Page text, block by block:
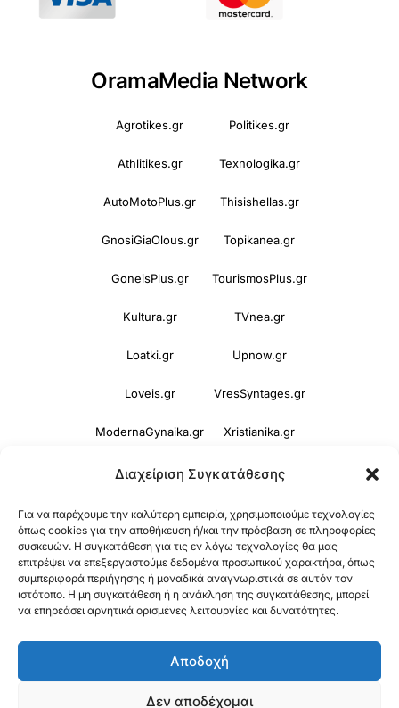
Διαχείριση Συγκατάθεσης
Για να παρέχουμε την καλύτερη εμπειρία, χρησιμοποιούμε τεχνολογίες
όπως cookies για την αποθήκευση ή/και την πρόσβαση σε πληροφορίες
συσκευών. Η συγκατάθεση για τις εν λόγω τεχνολογίες θα μας
επιτρέψει να επεξεργαστούμε δεδομένα προσωπικού χαρακτήρα, όπως
συμπεριφορά περιήγησης ή μοναδικά αναγνωριστικά σε αυτόν τον
ιστότοπο. Η μη συγκατάθεση ή η ανάκληση της συγκατάθεσης, μπορεί
να επηρεάσει αρνητικά ορισμένες λειτουργίες και δυνατότητες.
Αποδοχή
Δεν αποδέχομαι
OramaMedia Network
Agrotikes.gr Politikes.gr
Athlitikes.gr Texnologika.gr
AutoMotoPlus.gr Thisishellas.gr
GnosiGiaOlous.gr Topikanea.gr
GoneisPlus.gr TourismosPlus.gr
Kultura.gr TVnea.gr
Loatki.gr Upnow.gr
Loveis.gr VresSyntages.gr
ModernaGynaika.gr Xristianika.gr
OikonomiaPlus.gr ZoumeKalytera.gr
Oikotropia.gr ZoumeSpiti.gr
Perepet.gr
© 2026Orama Group (Orama Group Μ.Ι.Κ.Ε.) |
Γ.Ε.ΜΗ 148748903000 | Έδρα: Αθήνα, Ελλάδα |